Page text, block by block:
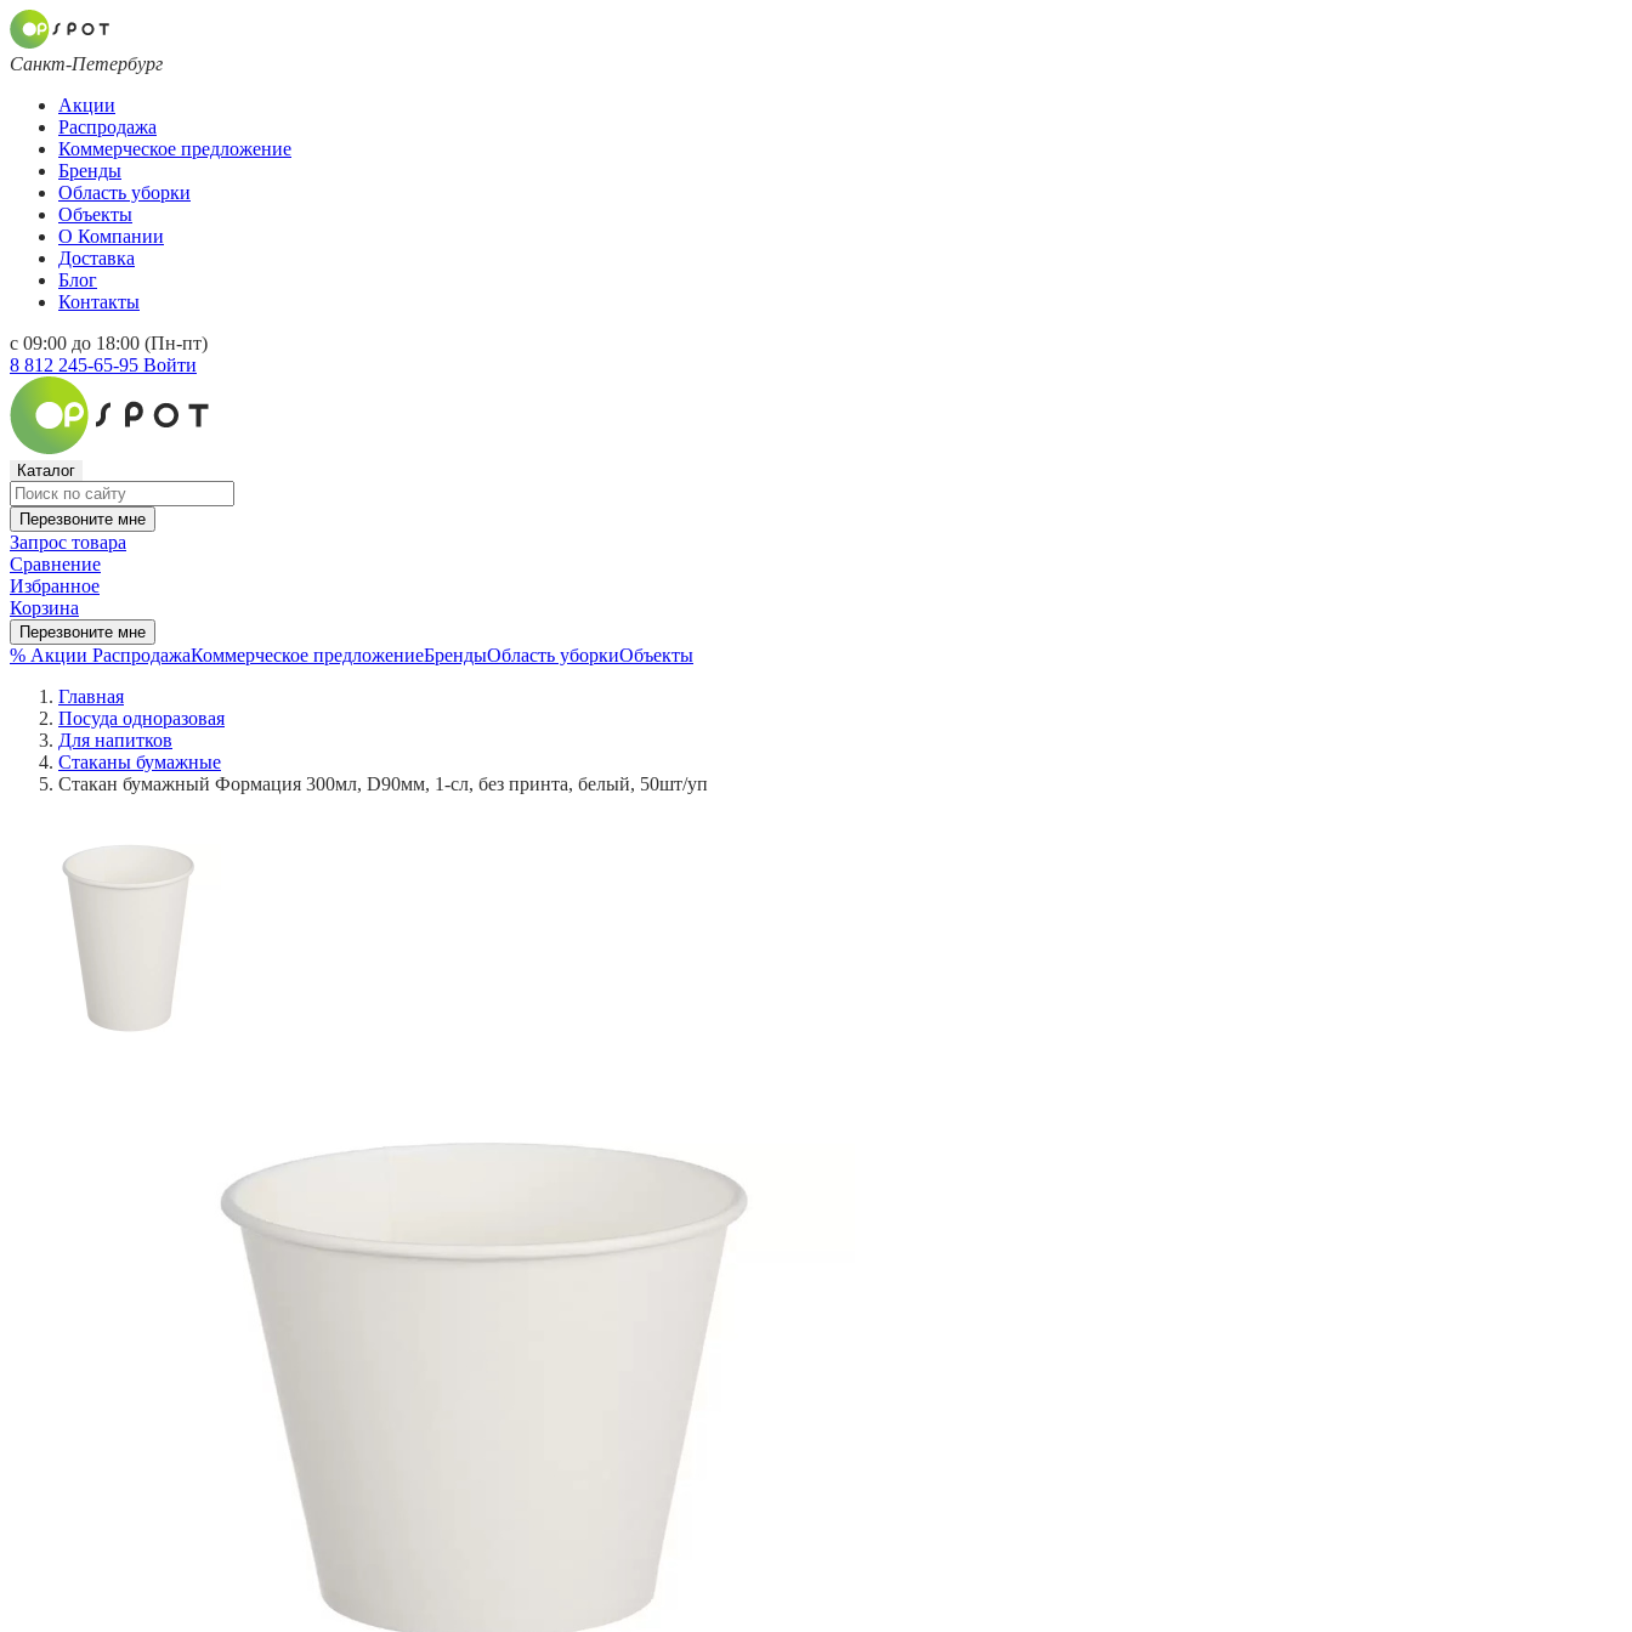
Санкт-Петербург
Акции
Распродажа
Коммерческое предложение
Бренды
Область уборки
Объекты
О Компании
Доставка
Блог
Контакты
с 09:00 до 18:00 (Пн-пт)
8 812 245-65-95 Войти
Каталог
Перезвоните мне
Запрос товара
Сравнение
Избранное
Корзина
Перезвоните мне
% Акции РаспродажаКоммерческое предложениеБрендыОбласть уборкиОбъекты
Главная
Посуда одноразовая
Для напитков
Стаканы бумажные
Стакан бумажный Формация 300мл, D90мм, 1-сл, без принта, белый, 50шт/уп